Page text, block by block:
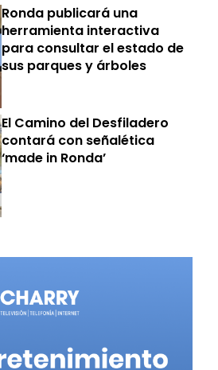
Ronda publicará una
herramienta interactiva
para consultar el estado de
sus parques y árboles
El Camino del Desfiladero
contará con señalética
‘made in Ronda’